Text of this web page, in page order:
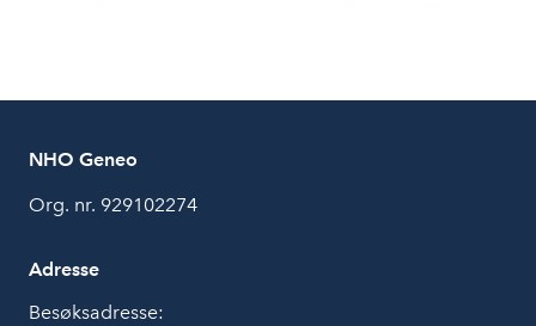
NHO Geneo
Org. nr. 929102274
Adresse
Besøksadresse: